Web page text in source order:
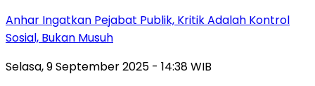
Anhar Ingatkan Pejabat Publik, Kritik Adalah Kontrol
Sosial, Bukan Musuh
Selasa, 9 September 2025 - 14:38 WIB